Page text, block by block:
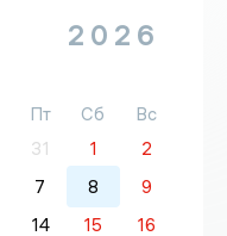
2026
Пт Сб
Вс
31 1
2
7 8
9
14 15
16